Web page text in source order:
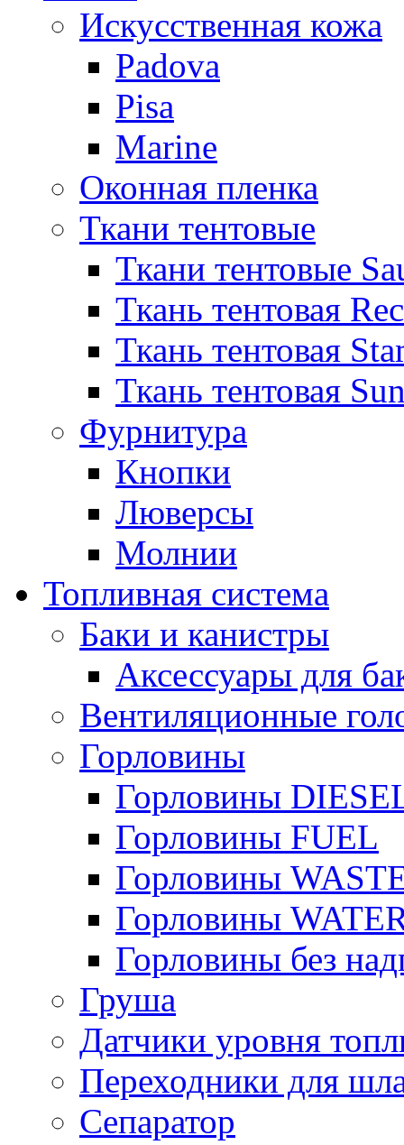
Искусственная кожа
Padova
Pisa
Marine
Оконная пленка
Ткани тентовые
Ткани тентовые
Ткань тентовая
Ткань тентовая
Ткань тентовая
Фурнитура
Кнопки
Люверсы
Молнии
Топливная система
Баки и канистры
Аксессуары для
Вентиляционные
Горловины
Горловины
Горловины FUEL
Горловины
Горловины
Горловины без
Груша
Датчики уровня
Переходники для
Сепаратор